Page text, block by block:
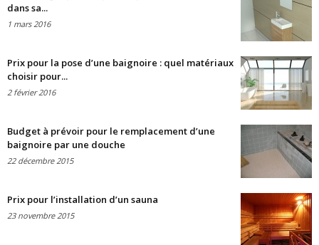
dans sa...
1 mars 2016
Prix pour la pose d’une baignoire : quel matériaux
choisir pour...
2 février 2016
Budget à prévoir pour le remplacement d’une
baignoire par une douche
22 décembre 2015
Prix pour l’installation d’un sauna
23 novembre 2015